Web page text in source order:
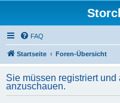
FAQ
Startseite Foren-Übersicht
Sie müssen registriert
anzuschauen.